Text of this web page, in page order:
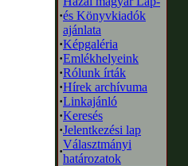
·és Könyvkiadók
ajánlata
·Képgaléria
·Emlékhelyeink
·Rólunk írták
·Hírek archívuma
·Linkajánló
·Keresés
·Jelentkezési lap
·
Választmányi
határozatok